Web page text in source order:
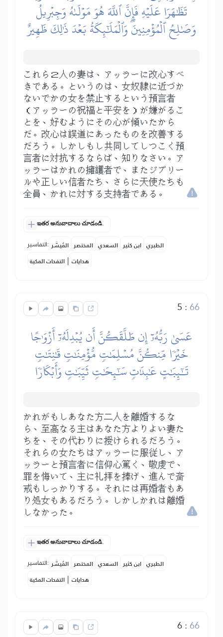
تَظَٰهَرَا عَلَيۡهِ فَإِنَّ ٱللَّهَ هُوَ مَوۡلَىٰهُ وَجِبۡرِيلُ
وَصَٰلِحُ ٱلۡمُؤۡمِنِينَۖ وَٱلۡمَلَٰٓئِكَةُ بَعۡدَ ذَٰلِكَ ظَهِيرٌ
これら２人の妻は、アッラーに改心すべ
きである。というのは、女奴隷に近づか
ないでかの女を禁止するという預言者
（アッラーの祝福と平安を）が嫌がるこ
とを、好むようにその心が傾いたから
だ。改心は誤道にあったものを改善する
だろう。しかしもし共同してしつこく預
言者に対抗するならば、知りなさい。ア
ッラーはかれの擁護者で、またジブリー
ルや正しい信者たち、さらに天使たちも
全員、かれに対する支持者である。
ఇతర అనువాదాలు చూడండి.
التفاسير: المُيسَّر المختصر السعدي ابن كثير الطبري
النفحات المكية | هدايات
5 :66
عَسَىٰ رَبُّهُۥٓ إِن طَلَّقَكُنَّ أَن يُبۡدِلَهُۥٓ أَزۡوَٰجًا
خَيۡرٗا مِّنكُنَّ مُسۡلِمَٰتٖ مُّؤۡمِنَٰتٖ قَٰنِتَٰتٖ
تَٰٓئِبَٰتٍ عَٰبِدَٰتٖ سَٰٓئِحَٰتٖ ثَيِّبَٰتٖ وَأَبۡكَارٗا
かれがもしあなた方二人を離婚するな
ら、至高なる主はあなた方よりよい妻た
ちを、その代わりに授けられるだろう。
それらの女たちはアッラーに服従し、ア
ッラーと預言者に信仰心篤く、敬虔で、
罪を悔いて、主に礼拝を捧げ、進んで斎
戒もしっかりする。それには再婚者もあ
り処女もあるだろう。しかしかれは離婚
しなかった。
ఇతర అనువాదాలు చూడండి.
التفاسير: المُيسَّر المختصر السعدي ابن كثير الطبري
النفحات المكية | هدايات
6:66